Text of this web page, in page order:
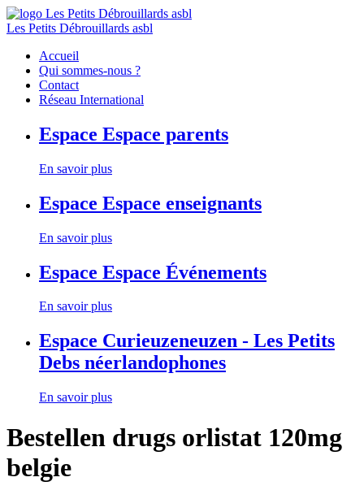
Les Petits Débrouillards asbl
Accueil
Qui sommes-nous ?
Contact
Réseau International
Espace Espace parents
En savoir plus
Espace Espace enseignants
En savoir plus
Espace Espace Événements
En savoir plus
Espace Curieuzeneuzen - Les Petits
Debs néerlandophones
En savoir plus
Bestellen drugs orlistat 120mg
belgie